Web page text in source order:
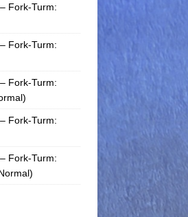
Fork-Turm:
Fork-Turm:
Fork-Turm:
Fork-Turm:
Fork-Turm: